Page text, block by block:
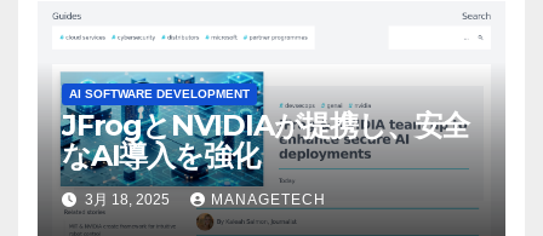
AI SOFTWARE DEVELOPMENT
JFrogとNVIDIAが提携し、安全
なAI導入を強化
3月 18, 2025 MANAGETECH